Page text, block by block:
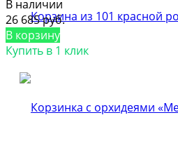
В наличии
26 685 руб.
В корзину
Купить в 1 клик